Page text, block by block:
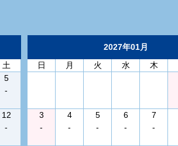
土
5
-
12
-
2027年01月
日
月 火 水 木
3
-
4
-
5
-
6
-
7
-